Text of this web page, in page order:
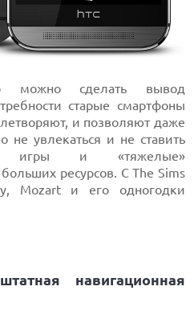
можно сделать вывод
старые смартфоны
и позволяют даже
не увлекаться и не ставить
игры и «тяжелые»
ресурсов. С The Sims
Mozart и его одногодки
навигационная